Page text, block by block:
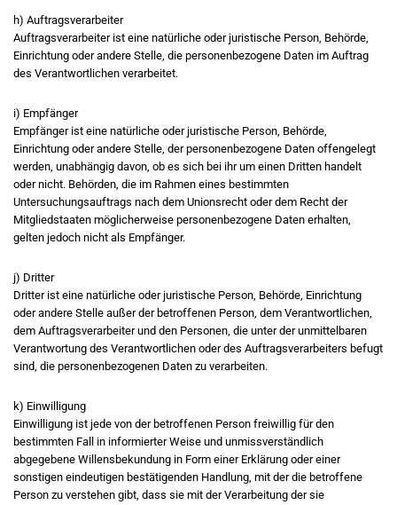
h) Auftragsverarbeiter
Auftragsverarbeiter ist eine natürliche oder juristische Person, Behörde,
Einrichtung oder andere Stelle, die personenbezogene Daten im Auftrag
des Verantwortlichen verarbeitet.
i) Empfänger
Empfänger ist eine natürliche oder juristische Person, Behörde,
Einrichtung oder andere Stelle, der personenbezogene Daten offengelegt
werden, unabhängig davon, ob es sich bei ihr um einen Dritten handelt
oder nicht. Behörden, die im Rahmen eines bestimmten
Untersuchungsauftrags nach dem Unionsrecht oder dem Recht der
Mitgliedstaaten möglicherweise personenbezogene Daten erhalten,
gelten jedoch nicht als Empfänger.
j) Dritter
Dritter ist eine natürliche oder juristische Person, Behörde, Einrichtung
oder andere Stelle außer der betroffenen Person, dem Verantwortlichen,
dem Auftragsverarbeiter und den Personen, die unter der unmittelbaren
Verantwortung des Verantwortlichen oder des Auftragsverarbeiters befugt
sind, die personenbezogenen Daten zu verarbeiten.
k) Einwilligung
Einwilligung ist jede von der betroffenen Person freiwillig für den
bestimmten Fall in informierter Weise und unmissverständlich
abgegebene Willensbekundung in Form einer Erklärung oder einer
sonstigen eindeutigen bestätigenden Handlung, mit der die betroffene
Person zu verstehen gibt, dass sie mit der Verarbeitung der sie